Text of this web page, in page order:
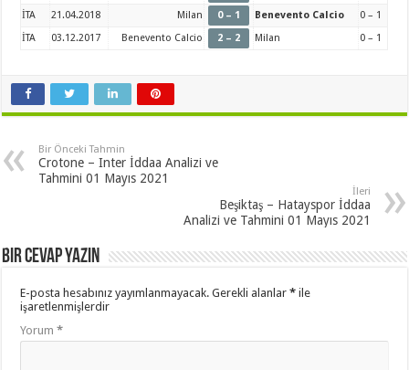
İTA
21.04.2018 Milan 0 – 1 Benevento Calcio
0 – 1
İTA
03.12.2017 Benevento Calcio 2 – 2 Milan 0 – 1
Bir Önceki Tahmin
Crotone – Inter İddaa Analizi ve
Tahmini 01 Mayıs 2021
İleri
Beşiktaş – Hatayspor İddaa
Analizi ve Tahmini 01 Mayıs 2021
Bir cevap yazın
E-posta hesabınız yayımlanmayacak. Gerekli alanlar* ile
işaretlenmişlerdir
Yorum*